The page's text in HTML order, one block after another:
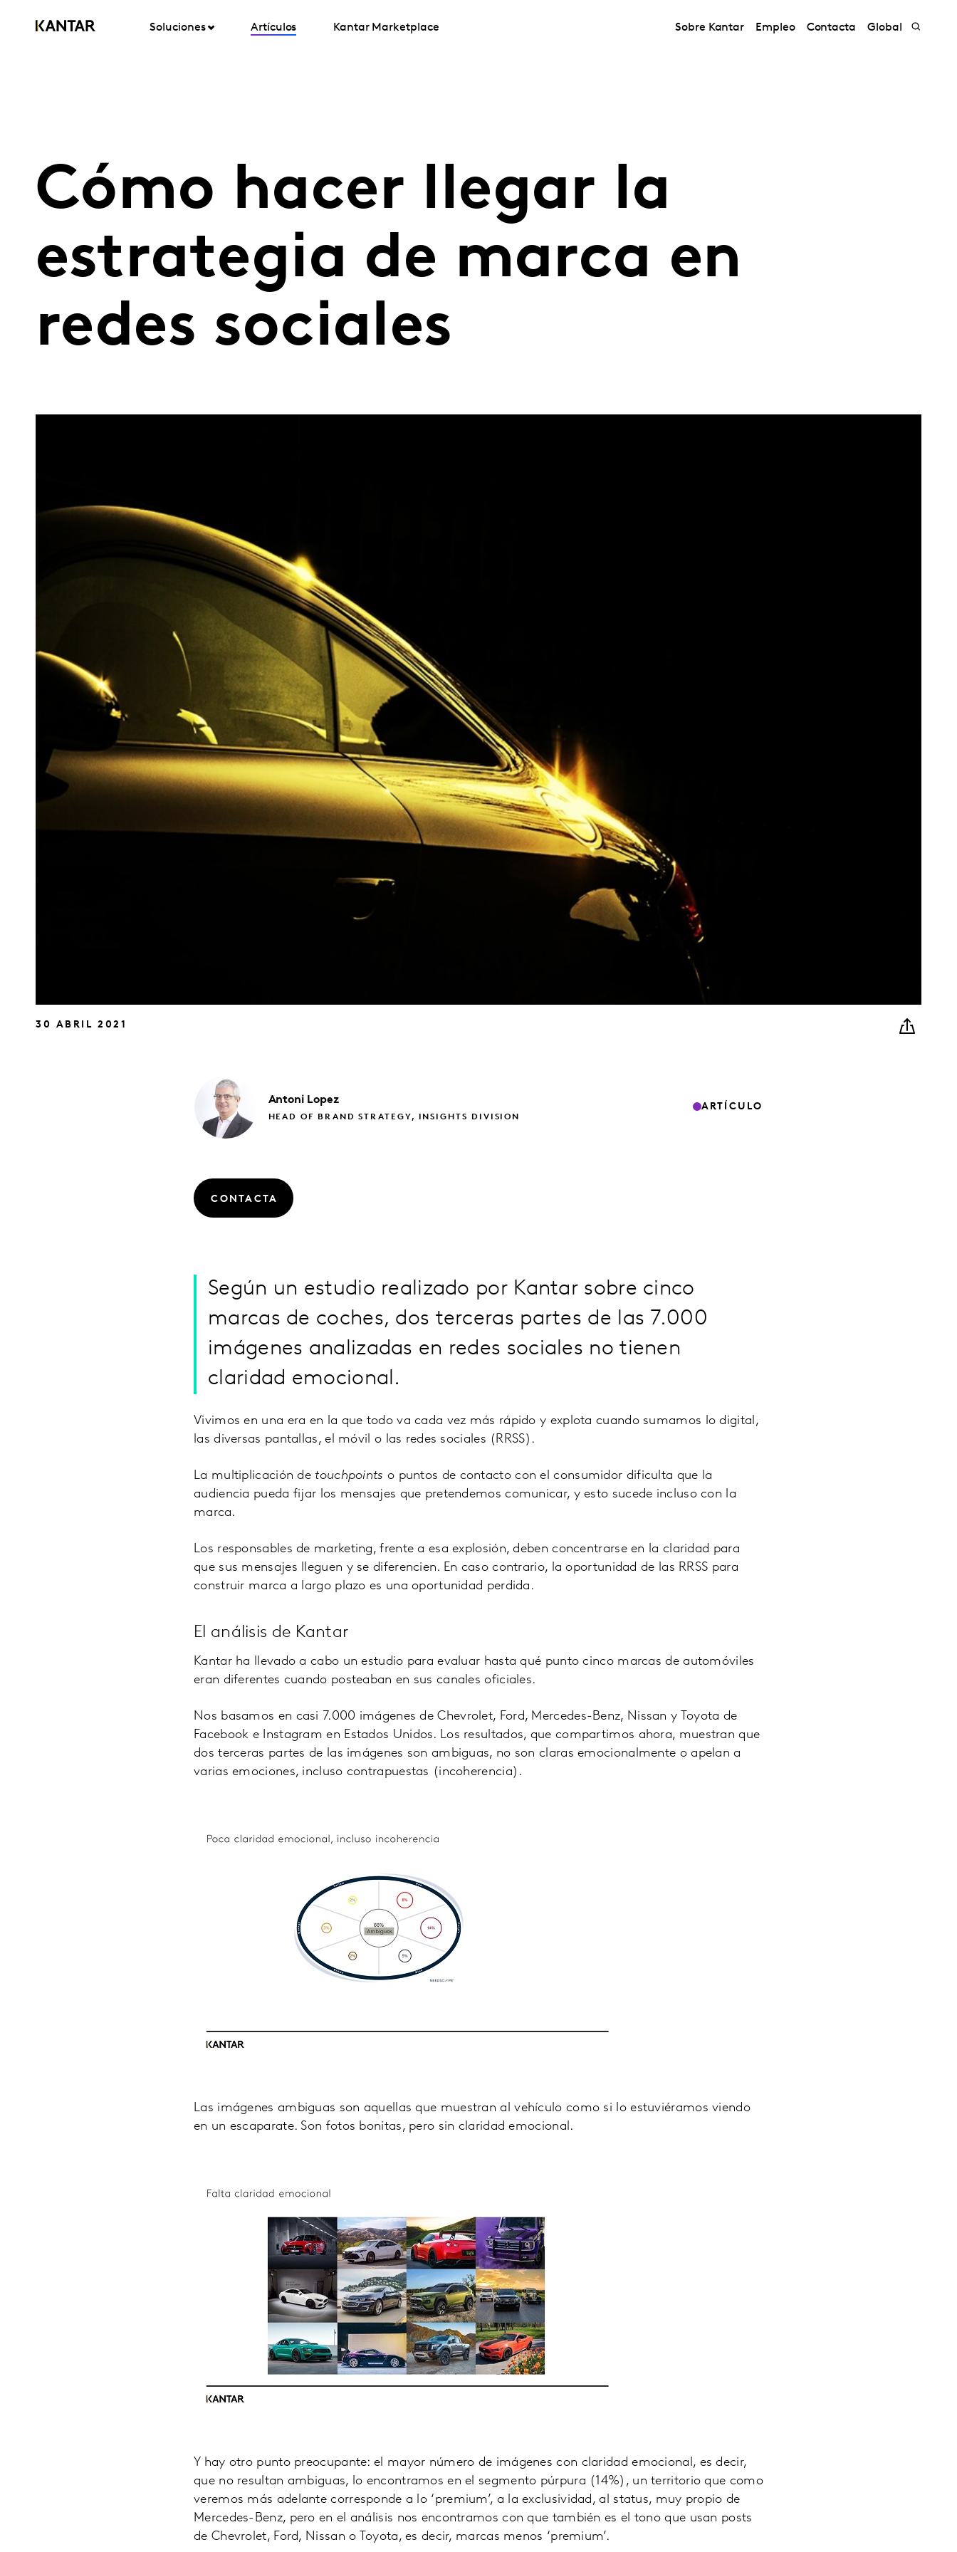
Soluciones Artículos Kantar Marketplace Sobre Kantar Empleo Contacta Global
Cómo hacer llegar la
estrategia de marca en
redes sociales
30 ABRIL 2021
Antoni Lopez
HEAD OF BRAND STRATEGY, INSIGHTS DIVISION
ARTÍCULO
CONTACTA
Según un estudio realizado por Kantar sobre cinco
marcas de coches, dos terceras partes de las 7.000
imágenes analizadas en redes sociales no tienen
claridad emocional.
Vivimos en una era en la que todo va cada vez más rápido y explota cuando sumamos lo digital,
las diversas pantallas, el móvil o las redes sociales (RRSS).
La multiplicación detouchpoints o puntos de contacto con el consumidor dificulta que la
audiencia pueda fijar los mensajes que pretendemos comunicar, y esto sucede incluso con la
marca.
Los responsables de marketing, frente a esa explosión, deben concentrarse en la claridad para
que sus mensajes lleguen y se diferencien. En caso contrario, la oportunidad de las RRSS para
construir marca a largo plazo es una oportunidad perdida.
El análisis de Kantar
Kantar ha llevado a cabo un estudio para evaluar hasta qué punto cinco marcas de automóviles
eran diferentes cuando posteaban en sus canales oficiales.
Nos basamos en casi 7.000 imágenes de Chevrolet, Ford, Mercedes-Benz, Nissan y Toyota de
Facebook e Instagram en Estados Unidos. Los resultados, que compartimos ahora, muestran que
dos terceras partes de las imágenes son ambiguas, no son claras emocionalmente o apelan a
varias emociones, incluso contrapuestas (incoherencia).
Las imágenes ambiguas son aquellas que muestran al vehículo como si lo estuviéramos viendo
en un escaparate. Son fotos bonitas, pero sin claridad emocional.
Y hay otro punto preocupante: el mayor número de imágenes con claridad emocional, es decir,
que no resultan ambiguas, lo encontramos en el segmento púrpura (14%), un territorio que como
veremos más adelante corresponde a lo ‘premium’, a la exclusividad, al status, muy propio de
Mercedes-Benz, pero en el análisis nos encontramos con que también es el tono que usan posts
de Chevrolet, Ford, Nissan o Toyota, es decir, marcas menos ‘premium’.